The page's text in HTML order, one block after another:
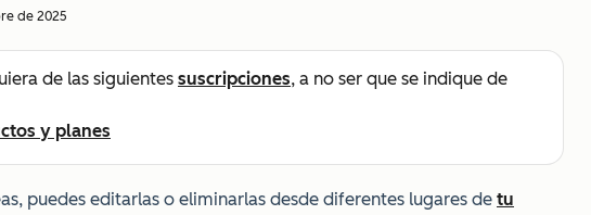
de 2025
de las siguientes suscripciones, a no ser que se indique de
y planes
puedes editarlas o eliminarlas desde diferentes lugares de tu